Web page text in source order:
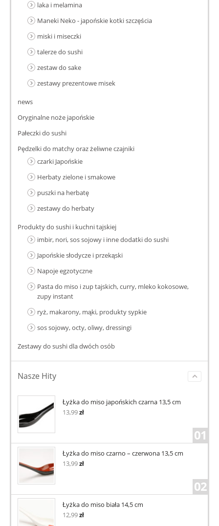
laka i melamina
Maneki Neko - japońskie kotki szczęścia
miski i miseczki
talerze do sushi
zestaw do sake
zestawy prezentowe misek
news
Oryginalne noże japońskie
Pałeczki do sushi
Pędzelki do matchy oraz żeliwne czajniki
czarki Japońskie
Herbaty zielone i smakowe
puszki na herbatę
zestawy do herbaty
Produkty do sushi i kuchni tajskiej
imbir, nori, sos sojowy i inne dodatki do sushi
Japońskie słodycze i przekąski
Napoje egzotyczne
Pasta do miso i zup tajskich, curry, mleko kokosowe,
zupy instant
ryż, makarony, mąki, produkty sypkie
sos sojowy, octy, oliwy, dressingi
Zestawy do sushi dla dwóch osób
Nasze Hity
Łyżka do miso japońskich czarna 13,5 cm
13,99zł
01
Łyżka do miso czarno – czerwona 13,5 cm
13,99zł
02
Łyżka do miso biała 14,5 cm
12,99zł